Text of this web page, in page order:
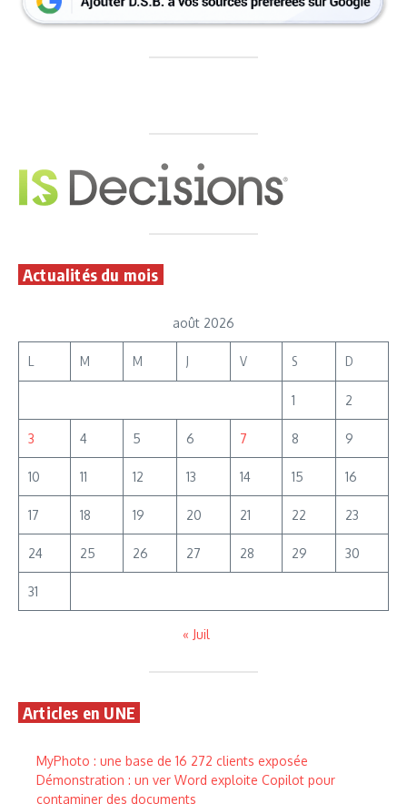
Actualités du mois
août 2026
L M M J V S D
1 2
3 4 5 6 7 8 9
10 11 12 13 14 15 16
17 18 19 20 21 22 23
24 25 26 27 28 29 30
31
« Juil
Articles en UNE
MyPhoto : une base de 16 272 clients exposée
Démonstration : un ver Word exploite Copilot pour
contaminer des documents